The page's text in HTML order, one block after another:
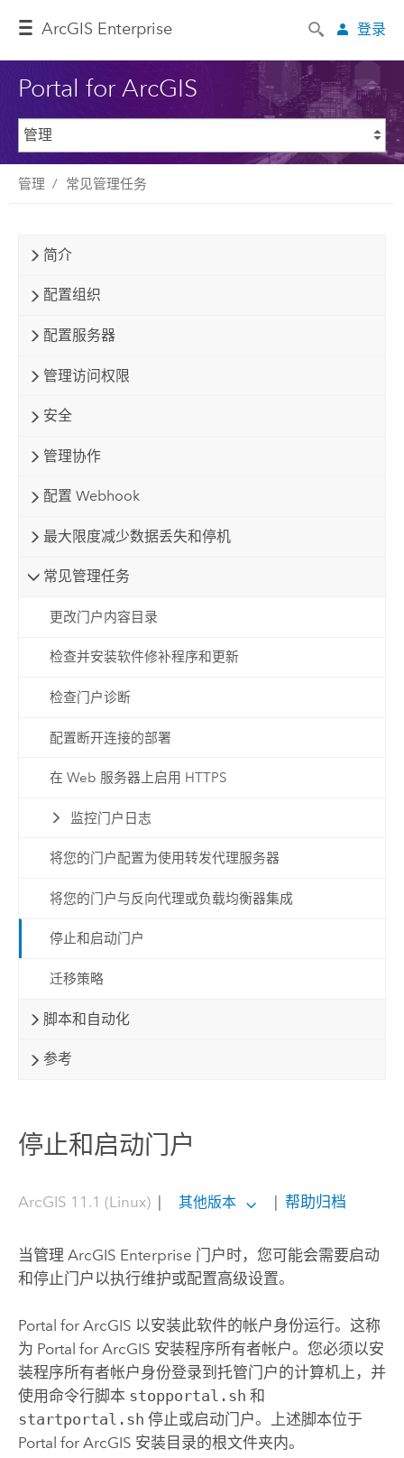
ArcGIS Enterprise 登录
Portal for ArcGIS
管理 常见管理任务
简介
配置组织
配置服务器
管理访问权限
安全
管理协作
配置 Webhook
最大限度减少数据丢失和停机
常见管理任务
更改门户内容目录
检查并安装软件修补程序和更新
检查门户诊断
配置断开连接的部署
在 Web 服务器上启用 HTTPS
监控门户日志
将您的门户配置为使用转发代理服务器
将您的门户与反向代理或负载均衡器集成
停止和启动门户
迁移策略
脚本和自动化
参考
停止和启动门户
ArcGIS 11.1 (Linux)| 其他版本 帮助归档
当管理 ArcGIS Enterprise 门户时，您可能会需要启动
和停止门户以执行维护或配置高级设置。
Portal for ArcGIS 以安装此软件的帐户身份运行。这称
为 Portal for ArcGIS 安装程序所有者帐户。您必须以安
装程序所有者帐户身份登录到托管门户的计算机上，并
使用命令行脚本 stopportal.sh 和
startportal.sh 停止或启动门户。上述脚本位于
Portal for ArcGIS 安装目录的根文件夹内。